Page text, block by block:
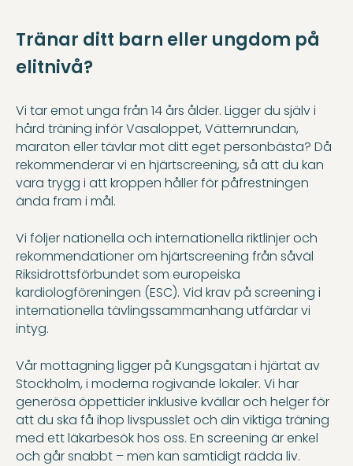
Tränar ditt barn eller ungdom på
elitnivå?
Vi tar emot unga från 14 års ålder. Ligger du själv i
hård träning inför Vasaloppet, Vätternrundan,
maraton eller tävlar mot ditt eget personbästa? Då
rekommenderar vi en hjärtscreening, så att du kan
vara trygg i att kroppen håller för påfrestningen
ända fram i mål.
Vi följer nationella och internationella riktlinjer och
rekommendationer om hjärtscreening från såväl
Riksidrottsförbundet som europeiska
kardiologföreningen (ESC). Vid krav på screening i
internationella tävlingssammanhang utfärdar vi
intyg.
Vår mottagning ligger på Kungsgatan i hjärtat av
Stockholm, i moderna rogivande lokaler. Vi har
generösa öppettider inklusive kvällar och helger för
att du ska få ihop livspusslet och din viktiga träning
med ett läkarbesök hos oss. En screening är enkel
och går snabbt – men kan samtidigt rädda liv.